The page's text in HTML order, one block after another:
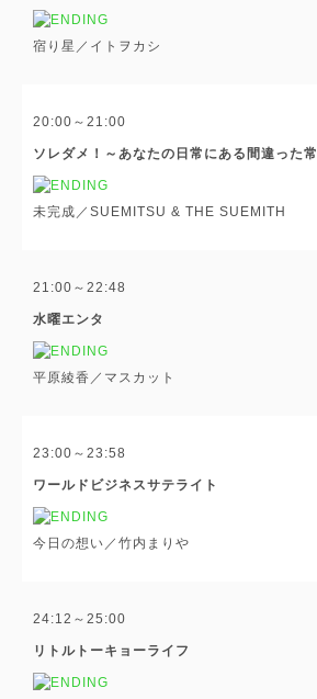
宿り星／イトヲカシ
20:00～21:00
ソレダメ！～あなたの日常にある間違った
未完成／SUEMITSU & THE SUEMITH
21:00～22:48
水曜エンタ
平原綾香／マスカット
23:00～23:58
ワールドビジネスサテライト
今日の想い／竹内まりや
24:12～25:00
リトルトーキョーライフ